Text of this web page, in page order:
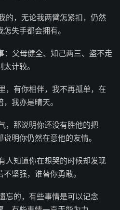
的，无论我两臂怎紧扣，仍然
失手都会拥有。
：父母健全、知己两三、盗不走
计较。
，有你相伴，我不再孤单，在
我亦是晴天。
，那说明你还没有胜他的把
明你仍然在意他的友情。
人知道你在想哭的时候却发现
坚强，谁替你勇敢。
忘的，有些事情是可以记念